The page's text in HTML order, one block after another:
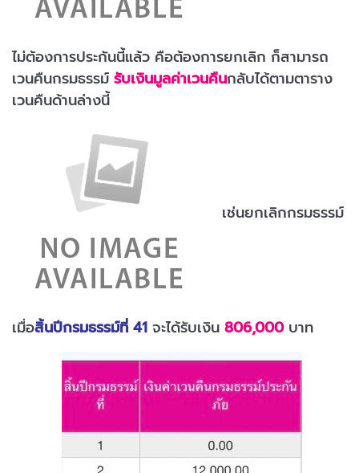
ไม่ต้องการประกันนี้แล้ว คือต้องการยกเลิก ก็สามารถ
เวนคืนกรมธรรม์ รับเงินมูลค่าเวนคืนกลับได้ตามตาราง
เวนคืนด้านล่างนี้
เช่นยกเลิกกรมธรรม์
เมื่อสิ้นปีกรมธรรม์ที่ 41 จะได้รับเงิน 806,000 บาท